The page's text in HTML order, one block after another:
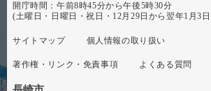
開庁時間：午前8時45分から午後5時30分
(土曜日・日曜日・祝日・12月29日から翌年1月3
サイトマップ 個人情報の取り扱い
著作権・リンク・免責事項 よくある質問